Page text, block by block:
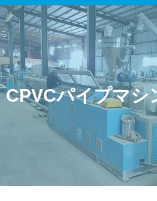
CPVCパイプマシ